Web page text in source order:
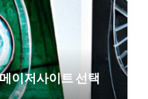
이저사이트 선택